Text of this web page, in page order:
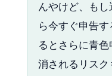
んやけど、も
ら今すぐ申告
るとさらに青色
消されるリスク